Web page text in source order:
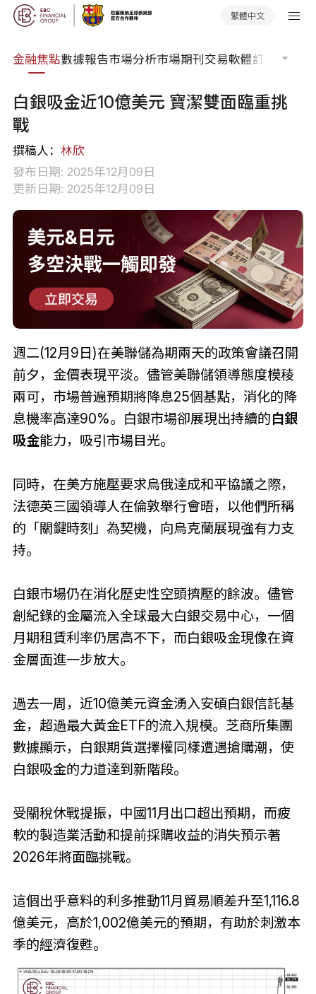
繁體中文
金融焦點數據報告市場分析市場期刊交易軟體訂單流
白銀吸金近10億美元 寶潔雙面臨重挑
戰
撰稿人： 林欣
發布日期: 2025年12月09日
更新日期: 2025年12月09日
週二(12月9日)在美聯儲為期兩天的政策會議召開
前夕，金價表現平淡。儘管美聯儲領導態度模稜
兩可，市場普遍預期將降息25個基點，消化的降
息機率高達90%。白銀市場卻展現出持續的白銀
吸金能力，吸引市場目光。
同時，在美方施壓要求烏俄達成和平協議之際，
法德英三國領導人在倫敦舉行會晤，以他們所稱
的「關鍵時刻」為契機，向烏克蘭展現強有力支
持。
白銀市場仍在消化歷史性空頭擠壓的餘波。儘管
創紀錄的金屬流入全球最大白銀交易中心，一個
月期租賃利率仍居高不下，而白銀吸金現像在資
金層面進一步放大。
過去一周，近10億美元資金湧入安碩白銀信託基
金，超過最大黃金ETF的流入規模。芝商所集團
數據顯示，白銀期貨選擇權同樣遭遇搶購潮，使
白銀吸金的力道達到新階段。
受關稅休戰提振，中國11月出口超出預期，而疲
軟的製造業活動和提前採購收益的消失預示著
2026年將面臨挑戰。
這個出乎意料的利多推動11月貿易順差升至1,116.8
億美元，高於1,002億美元的預期，有助於刺激本
季的經濟復甦。